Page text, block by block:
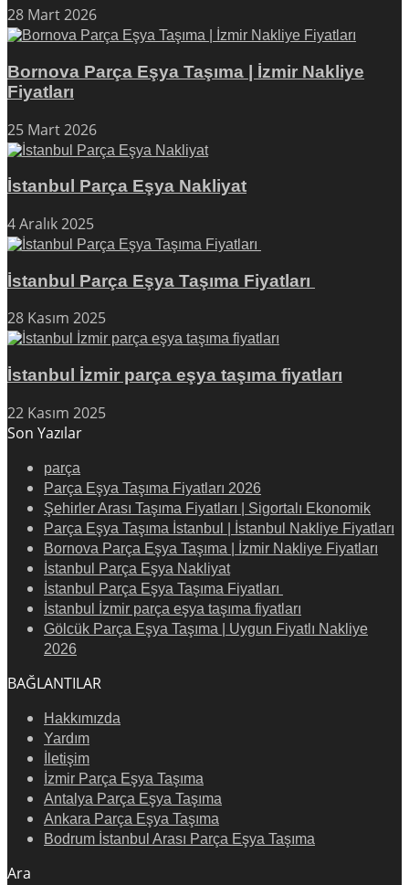
28 Mart 2026
Bornova Parça Eşya Taşıma | İzmir Nakliye
Fiyatları
25 Mart 2026
İstanbul Parça Eşya Nakliyat
4 Aralık 2025
İstanbul Parça Eşya Taşıma Fiyatları
28 Kasım 2025
İstanbul İzmir parça eşya taşıma fiyatları
22 Kasım 2025
Son Yazılar
parça
Parça Eşya Taşıma Fiyatları 2026
Şehirler Arası Taşıma Fiyatları | Sigortalı Ekonomik
Parça Eşya Taşıma İstanbul | İstanbul Nakliye Fiyatları
Bornova Parça Eşya Taşıma | İzmir Nakliye Fiyatları
İstanbul Parça Eşya Nakliyat
İstanbul Parça Eşya Taşıma Fiyatları
İstanbul İzmir parça eşya taşıma fiyatları
Gölcük Parça Eşya Taşıma | Uygun Fiyatlı Nakliye
2026
BAĞLANTILAR
Hakkımızda
Yardım
İletişim
İzmir Parça Eşya Taşıma
Antalya Parça Eşya Taşıma
Ankara Parça Eşya Taşıma
Bodrum İstanbul Arası Parça Eşya Taşıma
Ara